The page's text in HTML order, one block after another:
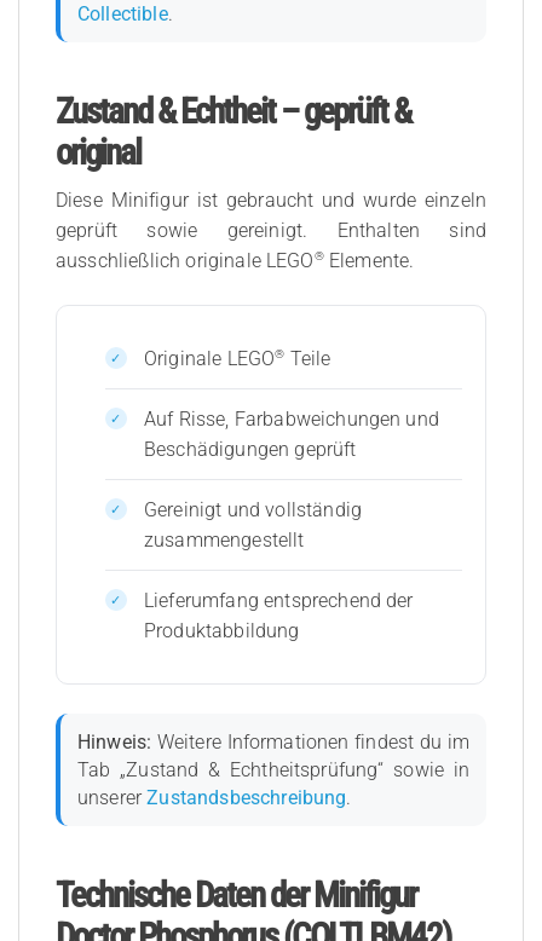
Collectible.
Zustand & Echtheit – geprüft &
original
Diese Minifigur ist gebraucht und wurde einzeln
geprüft sowie gereinigt. Enthalten sind
ausschließlich originale LEGO®Elemente.
Originale LEGO® Teile
Auf Risse, Farbabweichungen und
Beschädigungen geprüft
Gereinigt und vollständig
zusammengestellt
Lieferumfang entsprechend der
Produktabbildung
Hinweis: Weitere Informationen findest du im
Tab „Zustand & Echtheitsprüfung“ sowie in
unsererZustandsbeschreibung.
Technische Daten der Minifigur